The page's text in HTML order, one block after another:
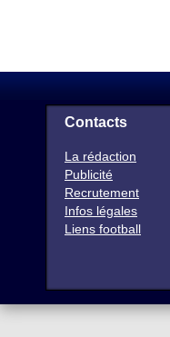
Contacts
La rédaction
Publicité
Recrutement
Infos légales
Liens football